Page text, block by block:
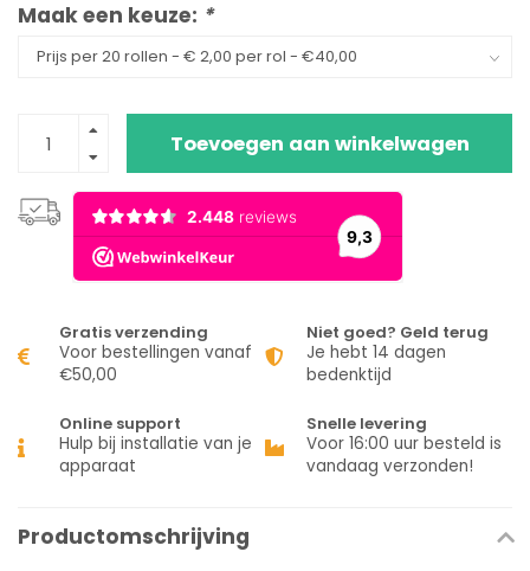
Maak een keuze: *
Toevoegen aan winkelwagen
Gratis verzending
Voor bestellingen vanaf
€50,00
Niet goed? Geld terug
Je hebt 14 dagen
bedenktijd
Online support
Hulp bij installatie van je
apparaat
Snelle levering
Voor 16:00 uur besteld is
vandaag verzonden!
Productomschrijving